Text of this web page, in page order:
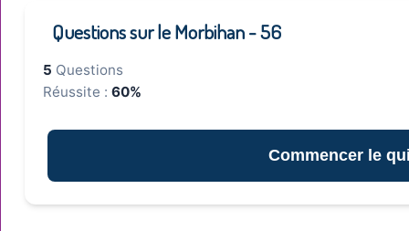
Questions sur le Morbihan - 56
5 Questions
Réussite : 60%
Commencer le